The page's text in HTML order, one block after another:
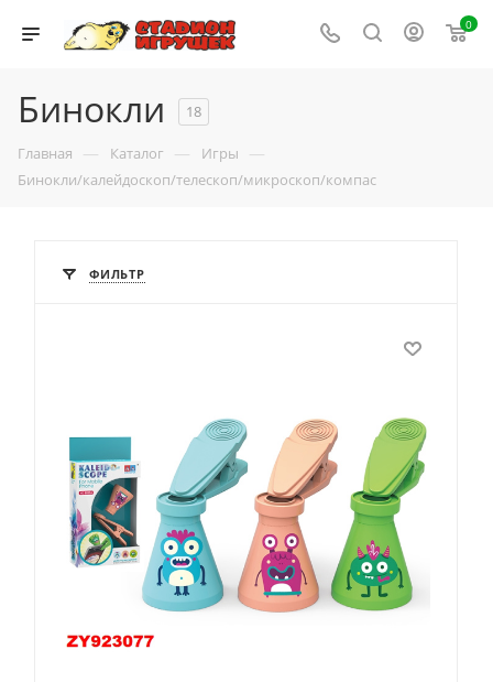
0
Бинокли 18
Главная — Каталог — Игры —
Бинокли/калейдоскоп/телескоп/микроскоп/компас
ФИЛЬТР